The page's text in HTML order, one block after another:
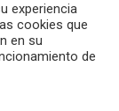
experiencia
cookies que
en su
de